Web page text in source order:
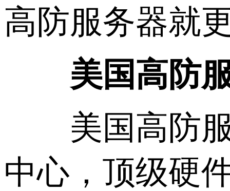
高防服务器就
美国高防
美国高防服
中心，顶级硬